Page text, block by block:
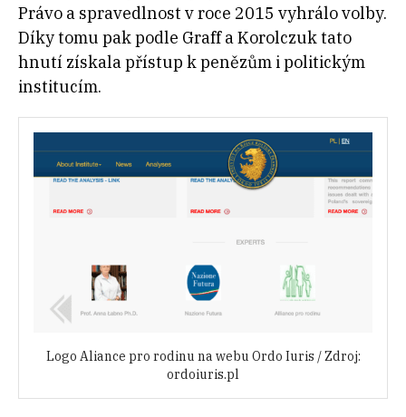
Právo a spravedlnost v roce 2015 vyhrálo volby.
Díky tomu pak podle Graff a Korolczuk tato
hnutí získala přístup k penězům i politickým
institucím.
Logo Aliance pro rodinu na webu Ordo Iuris / Zdroj:
ordoiuris.pl